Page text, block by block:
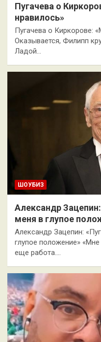
Пугачева о
нравилось»
Пугачева о Киркорове:
Оказывается, Филипп
Ладой…
ШОУБИЗ
Александр
меня в глупое
Александр Зацепин:
глупое положение»
еще работа.…